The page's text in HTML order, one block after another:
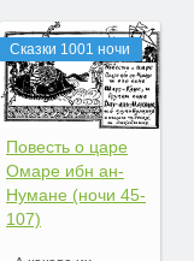
Сказки 1001 ночи
Повесть о царе
Омаре ибн ан-
Нумане (ночи 45-
107)